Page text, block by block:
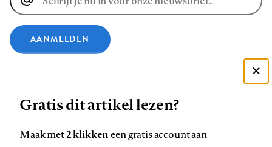
E-
mailadres
AANMELDEN
ons
ons
ons
ons
ons
ons
Zie onze cookie policy
Gratis dit artikel lezen?
Maak met2 klikkeneen gratis account aan